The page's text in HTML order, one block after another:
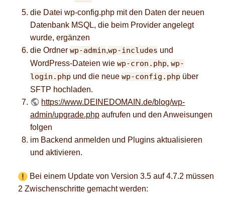
die Datei wp-config.php mit den Daten der neuen
Datenbank MSQL, die beim Provider angelegt
wurde, ergänzen
die Ordner wp-admin,wp-includes und
WordPress-Dateien wie wp-cron.php, wp-
login.php und die neue wp-config.php über
SFTP hochladen.
https://www.DEINEDOMAIN.de/blog/wp-
admin/upgrade.php aufrufen und den Anweisungen
folgen
im Backend anmelden und Plugins aktualisieren
und aktivieren.
Bei einem Update von Version 3.5 auf 4.7.2 müssen
2 Zwischenschritte gemacht werden: